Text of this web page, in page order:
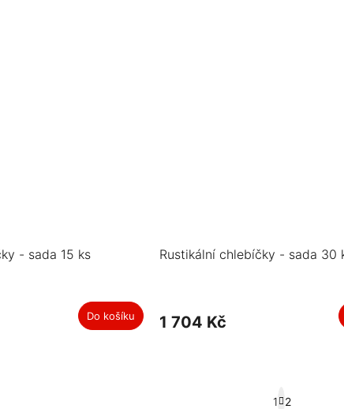
- sada 15 ks
Do košíku
Rustikální chlebíčky - sada 30
1 704 Kč
1 2